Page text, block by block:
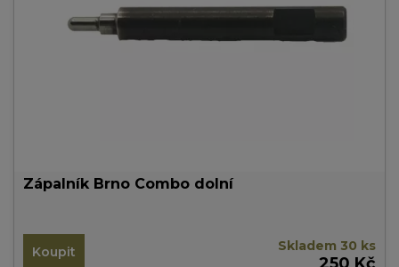
Zápalník Brno Combo dolní
Koupit Skladem 30 ks